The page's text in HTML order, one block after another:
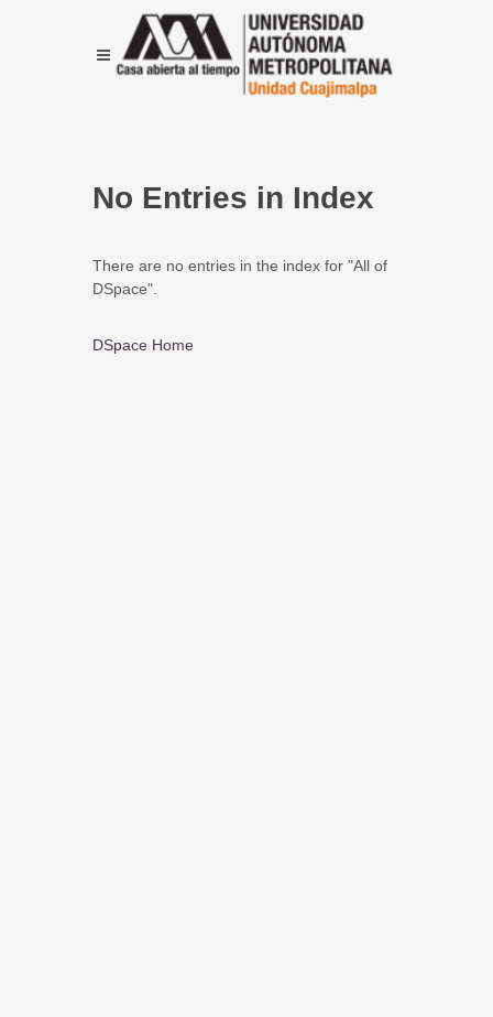
No Entries in Index
There are no entries in the index for "All of
DSpace".
DSpace Home